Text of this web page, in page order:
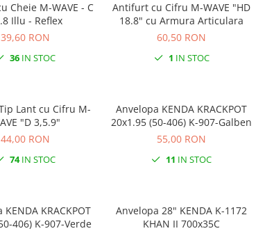
Cheie M-WAVE - C
15.8 Illu - Reflex
39,60 RON
36 IN STOC
Antifurt cu Cifru M-WAVE "HD
18.8" cu Armura Articulara
60,50 RON
1 IN STOC
Lant cu Cifru M-
WAVE "D 3,5.9"
44,00 RON
74IN STOC
Anvelopa KENDA KRACKPOT
20x1.95 (50-406) K-907-Galben
55,00 RON
11 IN STOC
406) K-907-Verde
Anvelopa 28" KENDA K-1172
KHAN II 700x35C